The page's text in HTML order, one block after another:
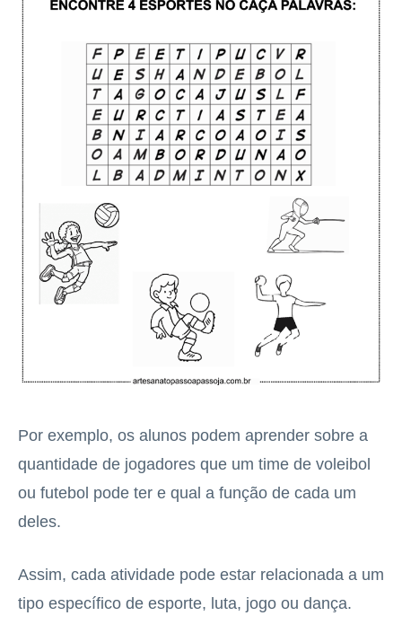
Por exemplo, os alunos podem aprender sobre a
quantidade de jogadores que um time de voleibol
ou futebol pode ter e qual a função de cada um
deles.
Assim, cada atividade pode estar relacionada a um
tipo específico de esporte, luta, jogo ou dança.